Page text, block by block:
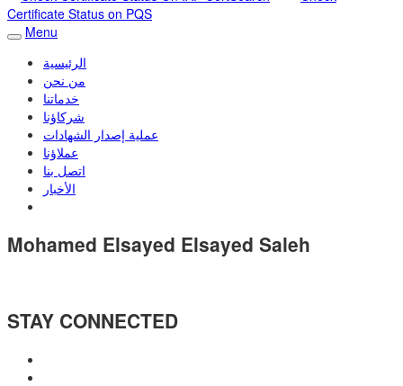
Certificate Status on PQS
Menu
الرئيسية
من نحن
خدماتنا
شركاؤنا
عملية إصدار الشهادات
عملاؤنا
اتصل بنا
الأخبار
Mohamed Elsayed Elsayed Saleh
STAY CONNECTED